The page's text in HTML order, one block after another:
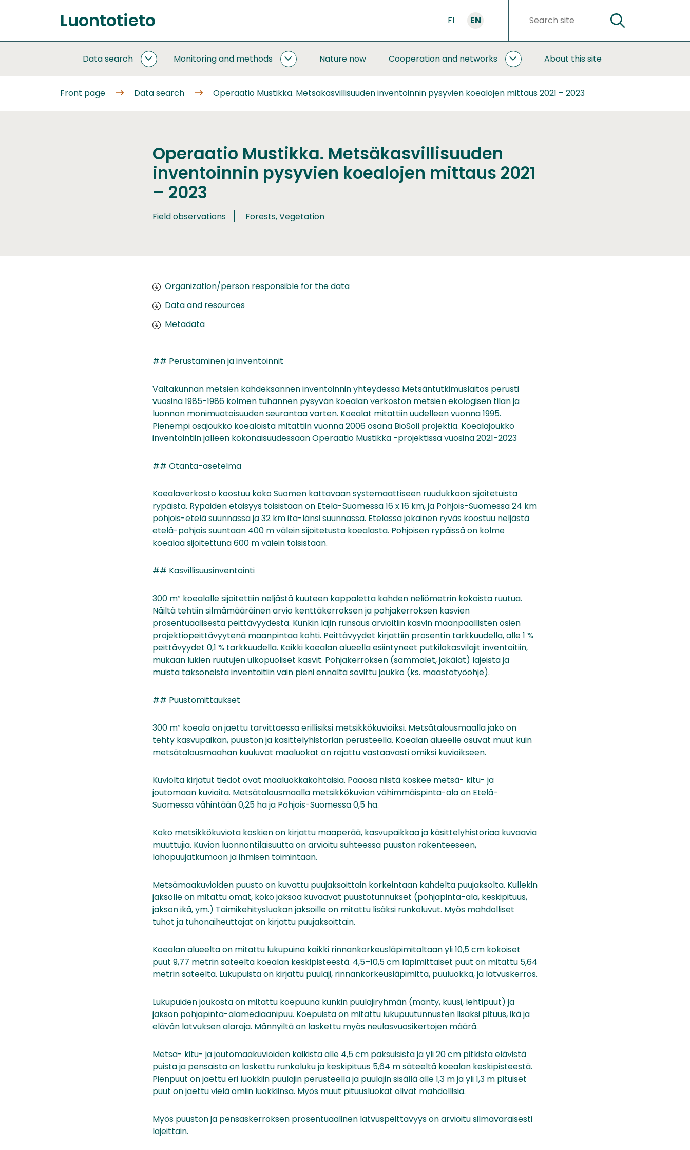
to
content
Front
Luontotieto FI EN
Search
SEARCH
Data search
DATA
Monitoring and methods
MONITORING
SUBPAGES
Nature now Cooperation and networks
COOPERATION
SUBPAGES
About this site
Front page Data search Operaatio Mustikka. Metsäkasvillisuuden inventoinnin pysyvien koealojen mittaus 2021 – 2023
Operaatio Mustikka. Metsäkasvillisuuden
inventoinnin pysyvien koealojen mittaus 2021
– 2023
Field observations Forests, Vegetation
Organization/person responsible for the data
Data and resources
Metadata
## Perustaminen ja inventoinnit
Valtakunnan metsien kahdeksannen inventoinnin yhteydessä Metsäntutkimuslaitos perusti
vuosina 1985-1986 kolmen tuhannen pysyvän koealan verkoston metsien ekologisen tilan ja
luonnon monimuotoisuuden seurantaa varten. Koealat mitattiin uudelleen vuonna 1995.
Pienempi osajoukko koealoista mitattiin vuonna 2006 osana BioSoil projektia. Koealajoukko
inventointiin jälleen kokonaisuudessaan Operaatio Mustikka -projektissa vuosina 2021-2023
## Otanta-asetelma
Koealaverkosto koostuu koko Suomen kattavaan systemaattiseen ruudukkoon sijoitetuista
rypäistä. Rypäiden etäisyys toisistaan on Etelä-Suomessa 16 x 16 km, ja Pohjois-Suomessa 24 km
pohjois-etelä suunnassa ja 32 km itä-länsi suunnassa. Etelässä jokainen ryväs koostuu neljästä
etelä-pohjois suuntaan 400 m välein sijoitetusta koealasta. Pohjoisen rypäissä on kolme
koealaa sijoitettuna 600 m välein toisistaan.
## Kasvillisuusinventointi
300 m² koealalle sijoitettiin neljästä kuuteen kappaletta kahden neliömetrin kokoista ruutua.
Näiltä tehtiin silmämääräinen arvio kenttäkerroksen ja pohjakerroksen kasvien
prosentuaalisesta peittävyydestä. Kunkin lajin runsaus arvioitiin kasvin maanpäällisten osien
projektiopeittävyytenä maanpintaa kohti. Peittävyydet kirjattiin prosentin tarkkuudella, alle 1 %
peittävyydet 0,1 % tarkkuudella. Kaikki koealan alueella esiintyneet putkilokasvilajit inventoitiin,
mukaan lukien ruutujen ulkopuoliset kasvit. Pohjakerroksen (sammalet, jäkälät) lajeista ja
muista taksoneista inventoitiin vain pieni ennalta sovittu joukko (ks. maastotyöohje).
## Puustomittaukset
300 m² koeala on jaettu tarvittaessa erillisiksi metsikkökuvioiksi. Metsätalousmaalla jako on
tehty kasvupaikan, puuston ja käsittelyhistorian perusteella. Koealan alueelle osuvat muut kuin
metsätalousmaahan kuuluvat maaluokat on rajattu vastaavasti omiksi kuvioikseen.
Kuviolta kirjatut tiedot ovat maaluokkakohtaisia. Pääosa niistä koskee metsä- kitu- ja
joutomaan kuvioita. Metsätalousmaalla metsikkökuvion vähimmäispinta-ala on Etelä-
Suomessa vähintään 0,25 ha ja Pohjois-Suomessa 0,5 ha.
Koko metsikkökuviota koskien on kirjattu maaperää, kasvupaikkaa ja käsittelyhistoriaa kuvaavia
muuttujia. Kuvion luonnontilaisuutta on arvioitu suhteessa puuston rakenteeseen,
lahopuujatkumoon ja ihmisen toimintaan.
Metsämaakuvioiden puusto on kuvattu puujaksoittain korkeintaan kahdelta puujaksolta. Kullekin
jaksolle on mitattu omat, koko jaksoa kuvaavat puustotunnukset (pohjapinta-ala, keskipituus,
jakson ikä, ym.) Taimikehitysluokan jaksoille on mitattu lisäksi runkoluvut. Myös mahdolliset
tuhot ja tuhonaiheuttajat on kirjattu puujaksoittain.
Koealan alueelta on mitattu lukupuina kaikki rinnankorkeusläpimitaltaan yli 10,5 cm kokoiset
puut 9,77 metrin säteeltä koealan keskipisteestä. 4,5–10,5 cm läpimittaiset puut on mitattu 5,64
metrin säteeltä. Lukupuista on kirjattu puulaji, rinnankorkeusläpimitta, puuluokka, ja latvuskerros.
Lukupuiden joukosta on mitattu koepuuna kunkin puulajiryhmän (mänty, kuusi, lehtipuut) ja
jakson pohjapinta-alamediaanipuu. Koepuista on mitattu lukupuutunnusten lisäksi pituus, ikä ja
elävän latvuksen alaraja. Männyiltä on laskettu myös neulasvuosikertojen määrä.
Metsä- kitu- ja joutomaakuvioiden kaikista alle 4,5 cm paksuisista ja yli 20 cm pitkistä elävistä
puista ja pensaista on laskettu runkoluku ja keskipituus 5,64 m säteeltä koealan keskipisteestä.
Pienpuut on jaettu eri luokkiin puulajin perusteella ja puulajin sisällä alle 1,3 m ja yli 1,3 m pituiset
puut on jaettu vielä omiin luokkiinsa. Myös muut pituusluokat olivat mahdollisia.
Myös puuston ja pensaskerroksen prosentuaalinen latvuspeittävyys on arvioitu silmävaraisesti
lajeittain.